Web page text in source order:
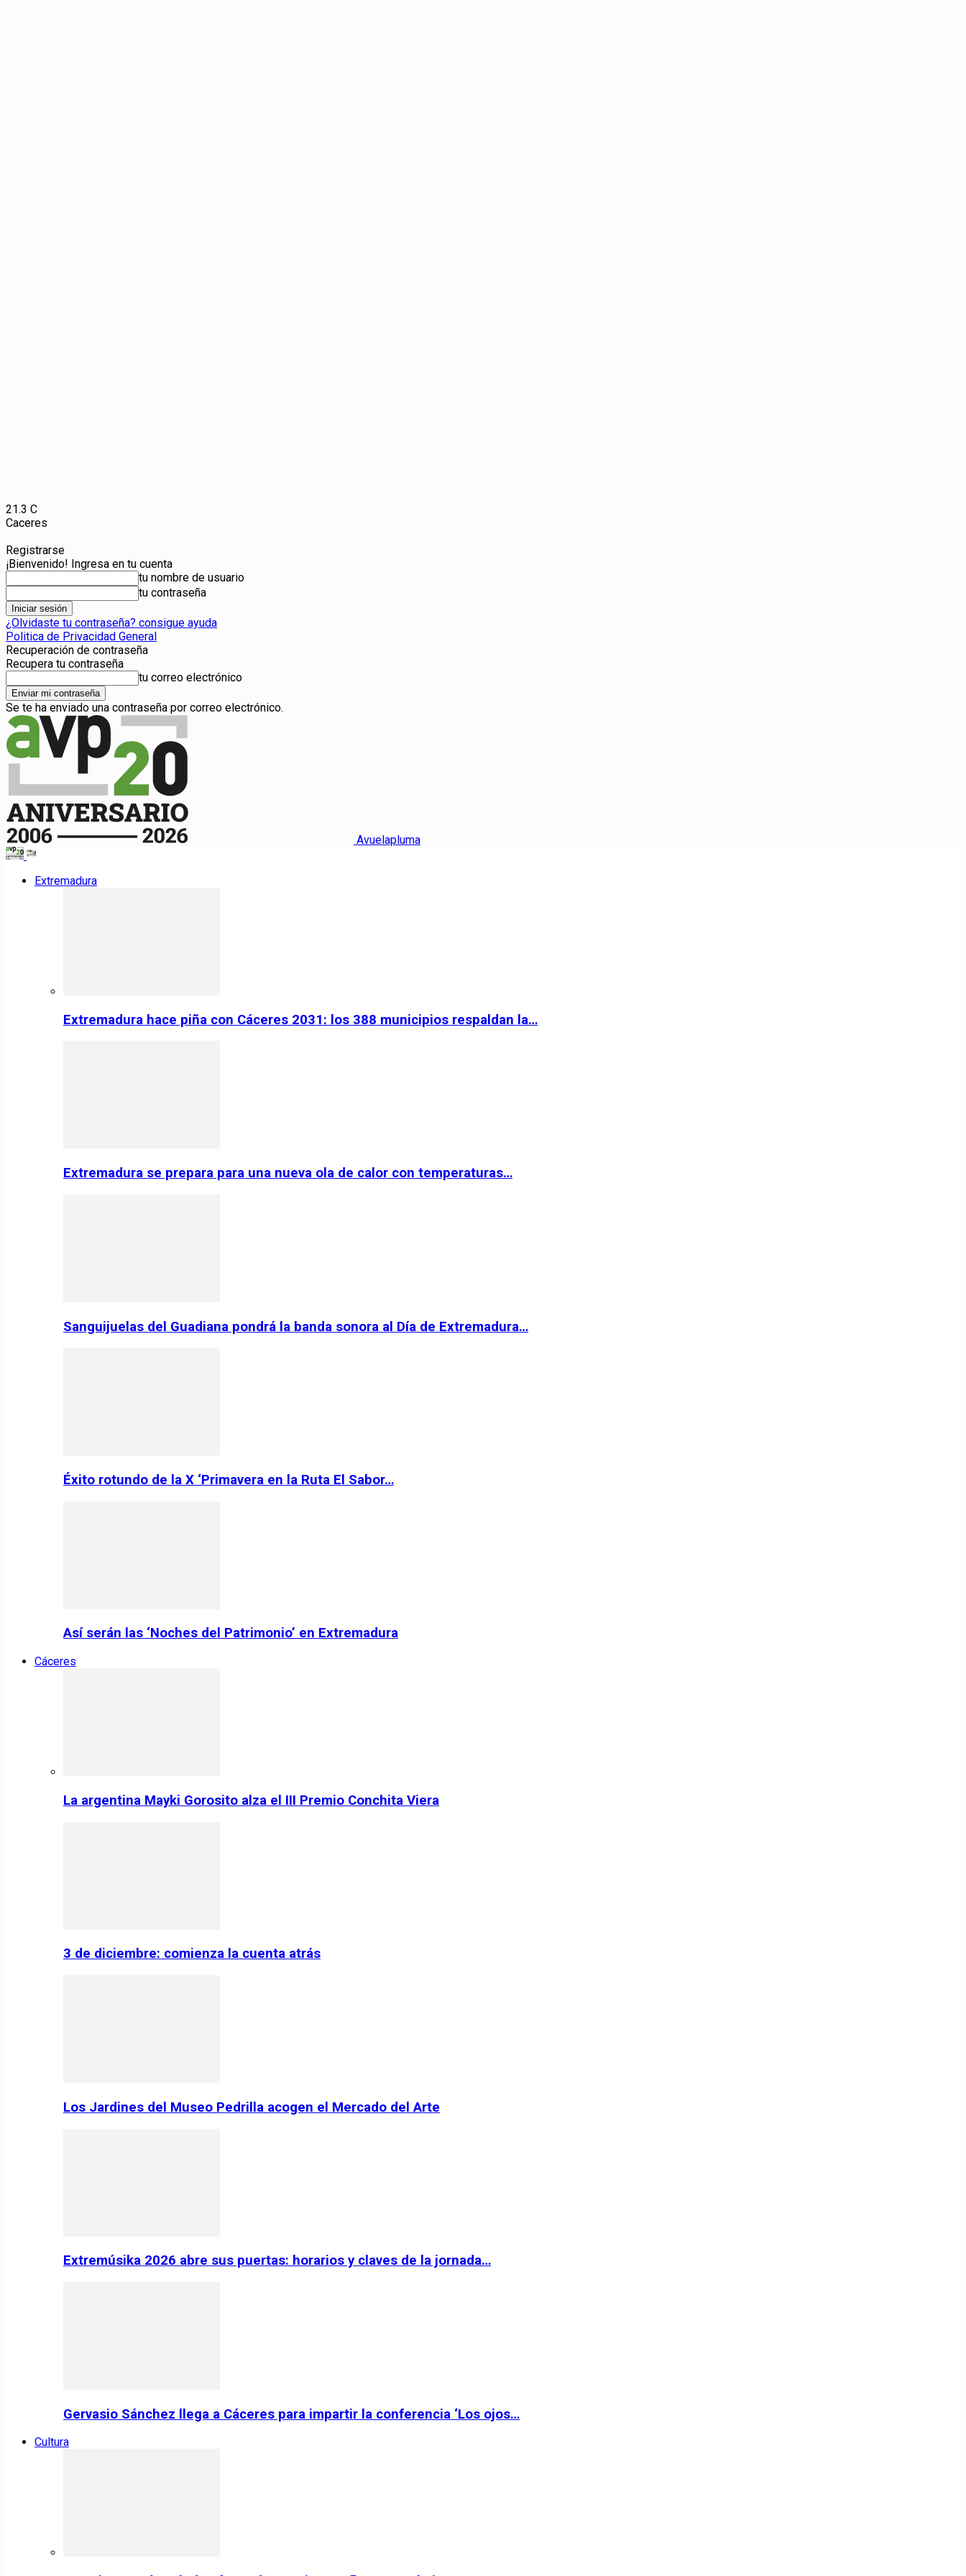
21.3 C
Caceres
Registrarse
¡Bienvenido! Ingresa en tu cuenta
tu nombre de usuario
tu contraseña
¿Olvidaste tu contraseña? consigue ayuda
Politica de Privacidad General
Recuperación de contraseña
Recupera tu contraseña
tu correo electrónico
Se te ha enviado una contraseña por correo electrónico.
Avuelapluma
Extremadura
Extremadura hace piña con Cáceres 2031: los 388 municipios respaldan la…
Extremadura se prepara para una nueva ola de calor con temperaturas…
Sanguijuelas del Guadiana pondrá la banda sonora al Día de Extremadura…
Éxito rotundo de la X ‘Primavera en la Ruta El Sabor…
Así serán las ‘Noches del Patrimonio’ en Extremadura
Cáceres
La argentina Mayki Gorosito alza el III Premio Conchita Viera
3 de diciembre: comienza la cuenta atrás
Los Jardines del Museo Pedrilla acogen el Mercado del Arte
Extremúsika 2026 abre sus puertas: horarios y claves de la jornada…
Gervasio Sánchez llega a Cáceres para impartir la conferencia ‘Los ojos…
Cultura